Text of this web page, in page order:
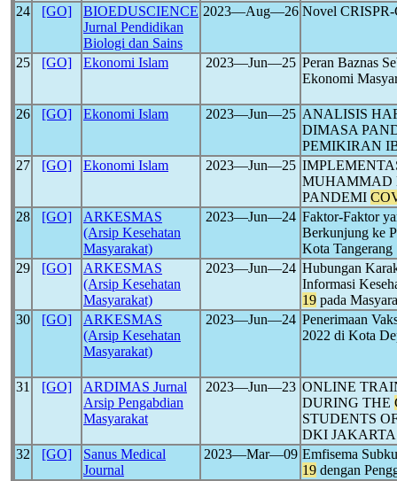
24 [GO]
BIOEDUSCIENCE
Jurnal Pendidikan
Biologi dan Sains
2023―Aug―26 Novel CRISPR-
25 [GO] Ekonomi Islam 2023―Jun―25 Peran Baznas
Ekonomi
26 [GO] Ekonomi Islam 2023―Jun―25 ANALISIS
DIMASA
PEMIKIRAN
27
[GO] Ekonomi Islam 2023―Jun―25
MUHAMMAD
PANDEMI
28
[GO]
ARKESMAS
(Arsip Kesehatan
Masyarakat)
2023―Jun―24 Faktor-Faktor
Berkunjung ke
Kota Tangerang
29
[GO]
ARKESMAS
(Arsip Kesehatan
Masyarakat)
2023―Jun―24 Hubungan
Informasi
19 pada
30
[GO]
ARKESMAS
(Arsip Kesehatan
Masyarakat)
2023―Jun―24 Penerimaan
2022 di Kota
31 [GO]
ARDIMAS Jurnal
Arsip Pengabdian
Masyarakat
2023―Jun―23 ONLINE
DURING THE
STUDENTS
DKI
32
[GO]
Sanus Medical
Journal
2023―Mar―09 Emfisema
19 dengan